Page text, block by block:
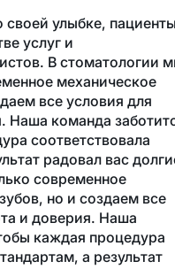
улыбке,
услуг и
В стоматологии
механическое
все условия для
Наша команда
соответствовала
радовал вас
современное
но и создаем все
и доверия. Наша
каждая процедура
а результат